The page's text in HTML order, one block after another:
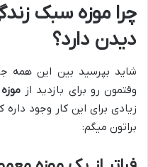
چرا موزه سبک
دیدن دارد؟
شاید بپرسید بین این همه
وقتمون رو برای بازدید از
زیادی برای این کار وجود
براتون میگم: